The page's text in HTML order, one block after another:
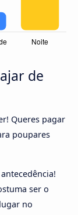
de
Queres pagar
poupares
ser o
no